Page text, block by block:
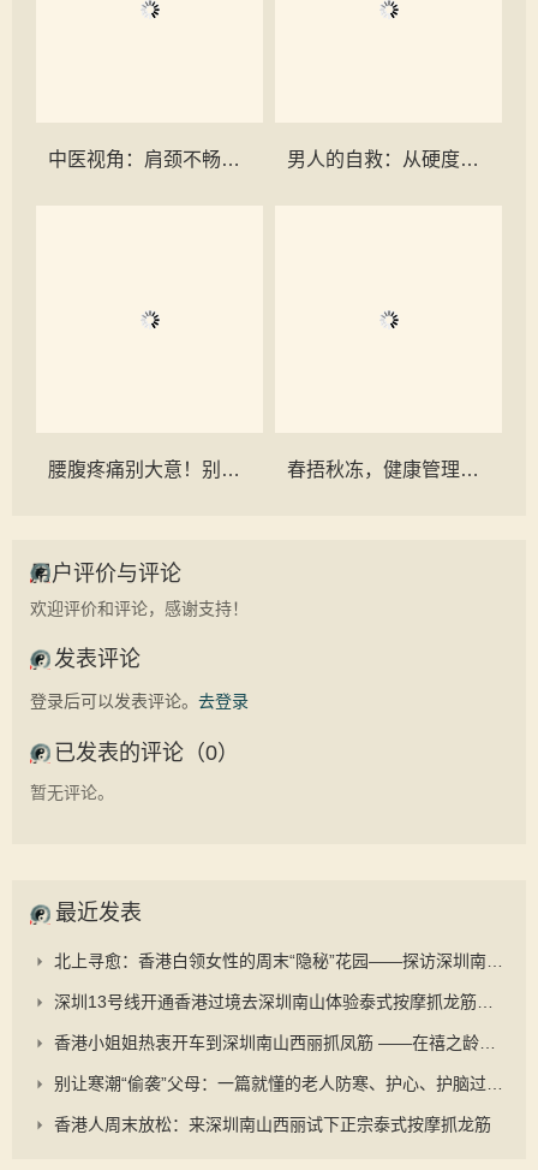
中医视角：肩颈不畅，百病丛生 男人的自救：从硬度危机到健康觉醒
腰腹疼痛别大意！别让“腰椎间盘突出”掩盖了更可怕的真相！ 春捂秋冻，健康管理必不可少：远离感冒，从细节做起
用户评价与评论
欢迎评价和评论，感谢支持！
发表评论
登录后可以发表评论。 去登录
已发表的评论（0）
暂无评论。
最近发表
香港人周末放松：来深圳南山西丽试下正宗泰式按摩抓龙筋